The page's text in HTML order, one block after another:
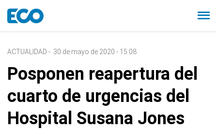
ACTUALIDAD - 30 de mayo de 2020 - 15:08
Posponen reapertura del
cuarto de urgencias del
Hospital Susana Jones